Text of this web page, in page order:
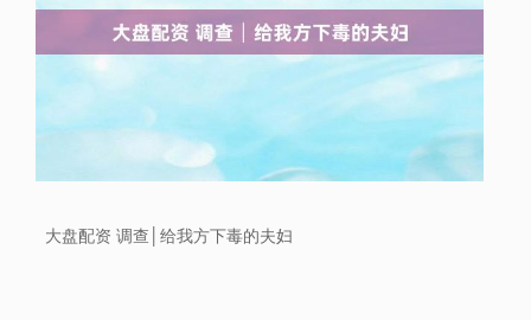
大盘配资 调查│给我方下毒的夫妇
上证综指 +1.02%